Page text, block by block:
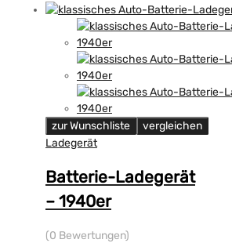
zur Wunschliste
vergleichen
Ladegerät
Batterie-Ladegerät
– 1940er
(0 Bewertungen)